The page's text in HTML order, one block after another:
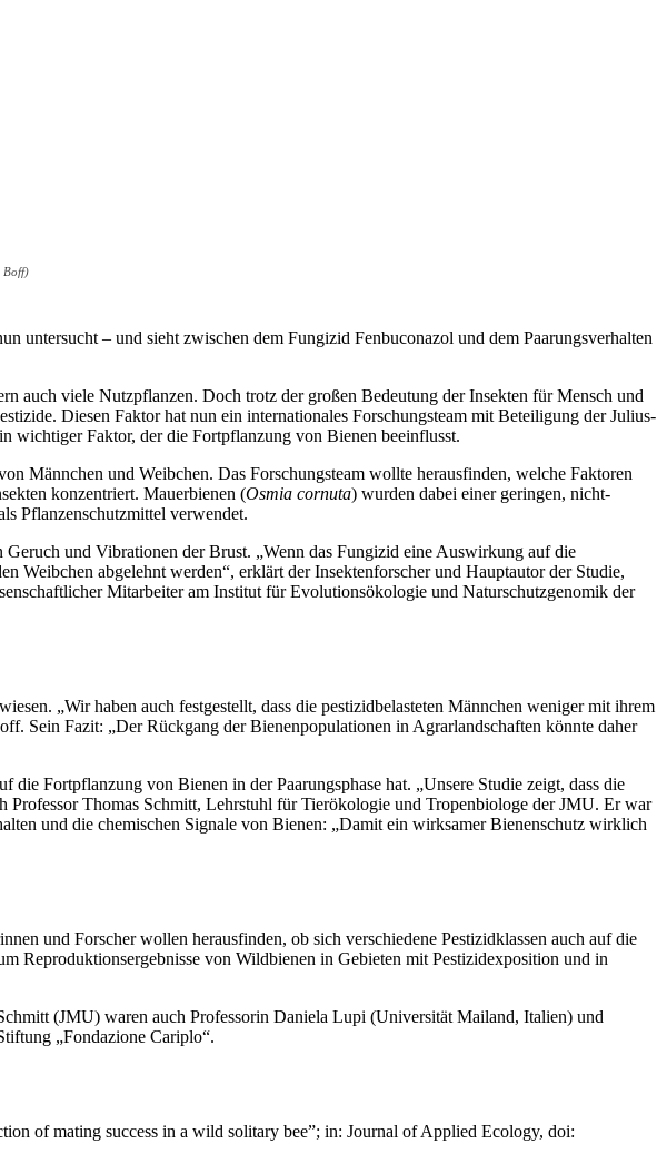
Boff)
untersucht – und sieht zwischen dem Fungizid Fenbuconazol und dem Paarungsverhalten
auch viele Nutzpflanzen. Doch trotz der großen Bedeutung der Insekten für Mensch und
Diesen Faktor hat nun ein internationales Forschungsteam mit Beteiligung der Julius-
wichtiger Faktor, der die Fortpflanzung von Bienen beeinflusst.
Männchen und Weibchen. Das Forschungsteam wollte herausfinden, welche Faktoren
konzentriert. Mauerbienen (Osmia cornuta) wurden dabei einer geringen, nicht-
Pflanzenschutzmittel verwendet.
und Vibrationen der Brust. „Wenn das Fungizid eine Auswirkung auf die
Weibchen abgelehnt werden“, erklärt der Insektenforscher und Hauptautor der Studie,
Mitarbeiter am Institut für Evolutionsökologie und Naturschutzgenomik der
„Wir haben auch festgestellt, dass die pestizidbelasteten Männchen weniger mit ihrem
Sein Fazit: „Der Rückgang der Bienenpopulationen in Agrarlandschaften könnte daher
Fortpflanzung von Bienen in der Paarungsphase hat. „Unsere Studie zeigt, dass die
Professor Thomas Schmitt, Lehrstuhl für Tierökologie und Tropenbiologe der JMU. Er war
und die chemischen Signale von Bienen: „Damit ein wirksamer Bienenschutz wirklich
und Forscher wollen herausfinden, ob sich verschiedene Pestizidklassen auch auf die
Reproduktionsergebnisse von Wildbienen in Gebieten mit Pestizidexposition und in
(JMU) waren auch Professorin Daniela Lupi (Universität Mailand, Italien) und
„Fondazione Cariplo“.
of mating success in a wild solitary bee”; in: Journal of Applied Ecology, doi: